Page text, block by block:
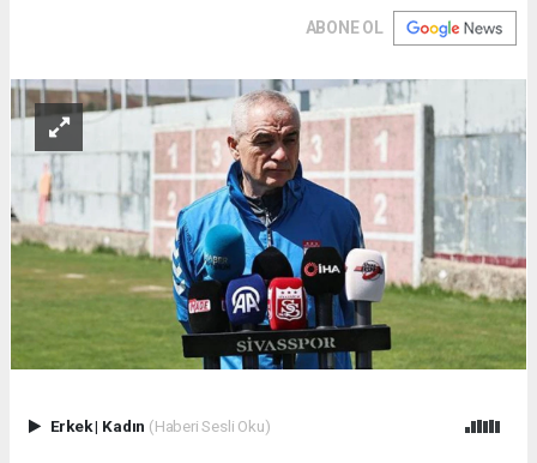
ABONE OL
Erkek| Kadın (Haberi Sesli Oku)